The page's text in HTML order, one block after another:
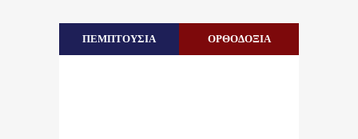
ΠΕΜΠΤΟΥΣΙΑ ΟΡΘΟΔΟΞΙΑ